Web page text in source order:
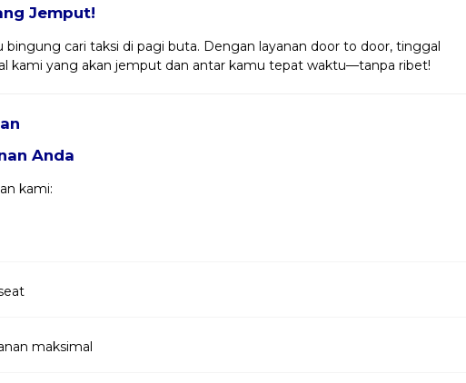
Jemput!
bingung cari taksi di pagi buta. Dengan layanan door to door, tinggal
kami yang akan jemput dan antar kamu tepat waktu—tanpa ribet!
Anda
kami:
maksimal